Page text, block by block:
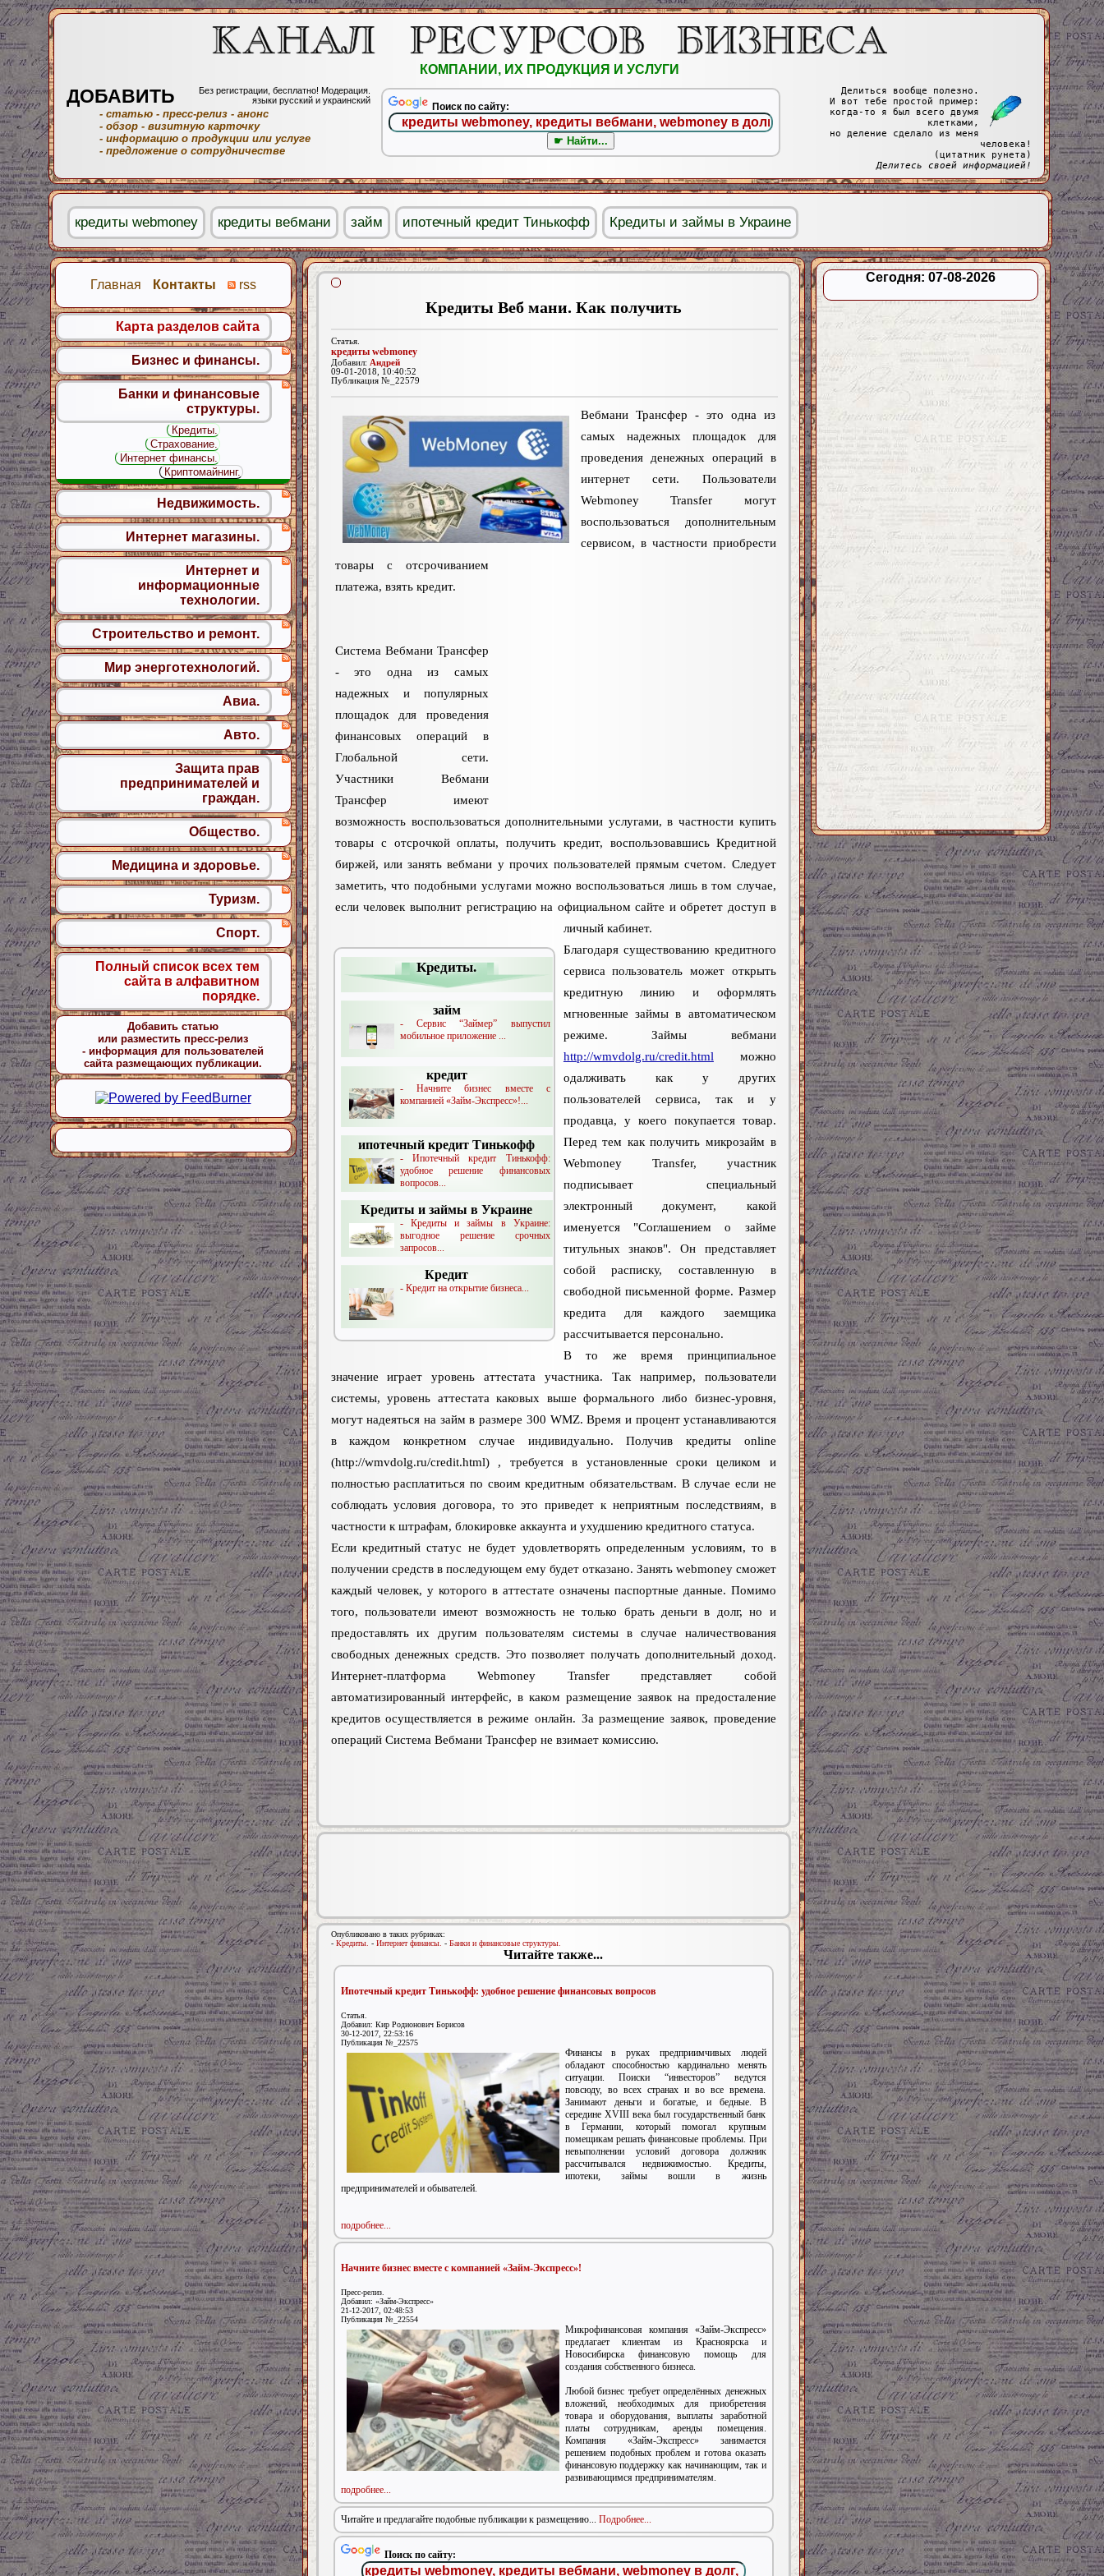
Кредиты Веб мани. Как получить
Статья.
кредиты webmoney
Добавил: Андрей
09-01-2018, 10:40:52
Публикация №_22579
Кредиты.
займ
- Сервис “Займер” выпустил
мобильное приложение ...
кредит
- Начните бизнес вместе с
компанией «Займ-Экспресс»!...
ипотечный кредит Тинькофф
- Ипотечный кредит Тинькофф:
удобное решение финансовых
вопросов...
Кредиты и займы в Украине
- Кредиты и займы в Украине:
выгодное решение срочных
запросов...
Кредит
- Кредит на открытие бизнеса...
Вебмани Трансфер - это одна из
самых надежных площадок для
проведения денежных операций в
интернет сети. Пользователи
Webmoney Transfer могут
воспользоваться дополнительным
сервисом, в частности приобрести
товары с отсрочиванием
платежа, взять кредит.
Система Вебмани Трансфер
- это одна из самых
надежных и популярных
площадок для проведения
финансовых операций в
Глобальной сети.
Участники Вебмани
Трансфер имеют
возможность воспользоваться дополнительными услугами, в частности купить
товары с отсрочкой оплаты, получить кредит, воспользовавшись Кредитной
биржей, или занять вебмани у прочих пользователей прямым счетом. Следует
заметить, что подобными услугами можно воспользоваться лишь в том случае,
если человек выполнит регистрацию на официальном сайте и обретет доступ в
личный кабинет.
Благодаря существованию кредитного
сервиса пользователь может открыть
кредитную линию и оформлять
мгновенные займы в автоматическом
режиме. Займы вебмани
http://wmvdolg.ru/credit.html можно
одалживать как у других
пользователей сервиса, так и у
продавца, у коего покупается товар.
Перед тем как получить микрозайм в
Webmoney Transfer, участник
подписывает специальный
электронный документ, какой
именуется "Соглашением о займе
титульных знаков". Он представляет
собой расписку, составленную в
свободной письменной форме. Размер
кредита для каждого заемщика
рассчитывается персонально.
В то же время принципиальное
значение играет уровень аттестата участника. Так например, пользователи
системы, уровень аттестата каковых выше формального либо бизнес-уровня,
могут надеяться на займ в размере 300 WMZ. Время и процент устанавливаются
в каждом конкретном случае индивидуально. Получив кредиты online
(http://wmvdolg.ru/credit.html) , требуется в установленные сроки целиком и
полностью расплатиться по своим кредитным обязательствам. В случае если не
соблюдать условия договора, то это приведет к неприятным последствиям, в
частности к штрафам, блокировке аккаунта и ухудшению кредитного статуса.
Если кредитный статус не будет удовлетворять определенным условиям, то в
получении средств в последующем ему будет отказано. Занять webmoney сможет
каждый человек, у которого в аттестате означены паспортные данные. Помимо
того, пользователи имеют возможность не только брать деньги в долг, но и
предоставлять их другим пользователям системы в случае наличествования
свободных денежных средств. Это позволяет получать дополнительный доход.
Интернет-платформа Webmoney Transfer представляет собой
автоматизированный интерфейс, в каком размещение заявок на предосталение
кредитов осуществляется в режиме онлайн. За размещение заявок, проведение
операций Система Вебмани Трансфер не взимает комиссию.
Опубликовано в таких рубриках:
- Кредиты. - Интернет финансы. - Банки и финансовые структуры.
Читайте также...
Ипотечный кредит Тинькофф: удобное решение финансовых вопросов
Статья.
Добавил: Кир Родионович Борисов
30-12-2017, 22:53:16
Публикация №_22575
Финансы в руках предприимчивых людей
обладают способностью кардинально менять
ситуации. Поиски “инвесторов” ведутся
повсюду, во всех странах и во все времена.
Занимают деньги и богатые, и бедные. В
середине XVIII века был государственный банк
в Германии, который помогал крупным
помещикам решать финансовые проблемы. При
невыполнении условий договора должник
рассчитывался недвижимостью. Кредиты,
ипотеки, займы вошли в жизнь
предпринимателей и обывателей.
подробнее...
Начните бизнес вместе с компанией «Займ-Экспресс»!
Пресс-релиз.
Добавил: «Займ-Экспресс»
21-12-2017, 02:48:53
Публикация №_22554
Микрофинансовая компания «Займ-Экспресс»
предлагает клиентам из Красноярска и
Новосибирска финансовую помощь для
создания собственного бизнеса.
Любой бизнес требует определённых денежных
вложений, необходимых для приобретения
товара и оборудования, выплаты заработной
платы сотрудникам, аренды помещения.
Компания «Займ-Экспресс» занимается
решением подобных проблем и готова оказать
финансовую поддержку как начинающим, так и
развивающимся предпринимателям.
подробнее...
Читайте и предлагайте подобные публикации к размещению... Подробнее...
Поиск по сайту:
Сегодня: 07-08-2026
Главная Контакты rss
Карта разделов сайта
Бизнес и финансы.
Банки и финансовые
структуры.
Кредиты.
Страхование.
Интернет финансы.
Криптомайнинг.
Недвижимость.
Интернет магазины.
Интернет и
информационные
технологии.
Строительство и ремонт.
Мир энерготехнологий.
Авиа.
Авто.
Защита прав
предпринимателей и
граждан.
Общество.
Медицина и здоровье.
Туризм.
Спорт.
Полный список всех тем
сайта в алфавитном
порядке.
Добавить статью
или разместить пресс-релиз
- информация для пользователей
сайта размещающих публикации.
КОМПАНИИ, ИХ ПРОДУКЦИЯ И УСЛУГИ
ДОБАВИТЬ
Без регистрации, бесплатно! Модерация.
языки русский и украинский
- статью - пресс-релиз - анонс
- обзор - визитную карточку
- информацию о продукции или услуге
- предложение о сотрудничестве
Поиск по сайту:
Делиться вообще полезно.
И вот тебе простой пример:
когда-то я был всего двумя
клетками,
но деление сделало из меня
человека!
(цитатник рунета)
Делитесь своей информацией!
кредиты webmoney кредиты вебмани займ ипотечный кредит Тинькофф Кредиты и займы в Украине